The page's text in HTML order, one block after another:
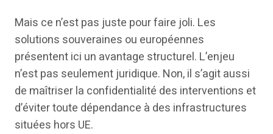
Mais ce n’est pas juste pour faire joli. Les
solutions souveraines ou européennes
présentent ici un avantage structurel. L’enjeu
n’est pas seulement juridique. Non, il s’agit aussi
de maîtriser la confidentialité des interventions et
d’éviter toute dépendance à des infrastructures
situées hors UE.